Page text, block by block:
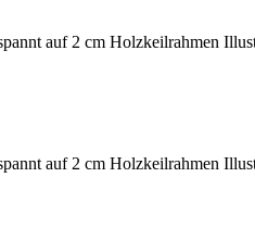
auf 2 cm Holzkeilrahmen
auf 2 cm Holzkeilrahmen